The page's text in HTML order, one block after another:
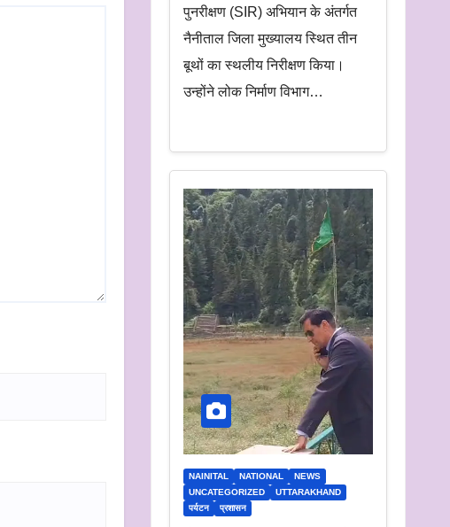
पुनरीक्षण (SIR) अभियान के अंतर्गत
नैनीताल जिला मुख्यालय स्थित तीन
बूथों का स्थलीय निरीक्षण किया।
उन्होंने लोक निर्माण विभाग…
NAINITAL NATIONAL
NEWS
UNCATEGORIZED
UTTARAKHAND
पर्यटन
प्रशासन